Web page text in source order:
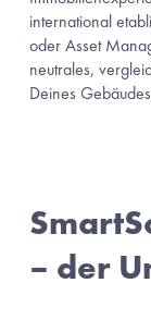
international
oder Asset
neutrales,
Deines
– der